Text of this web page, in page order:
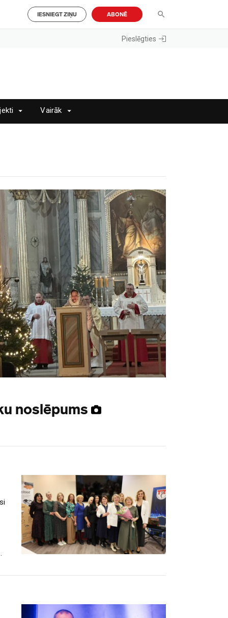
IESNIEGT ZIŅU ABONĒ
Pieslēgties
Vairāk
noslēpums